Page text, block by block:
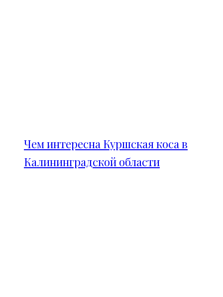
Чем интересна Куршская коса в
Калининградской области